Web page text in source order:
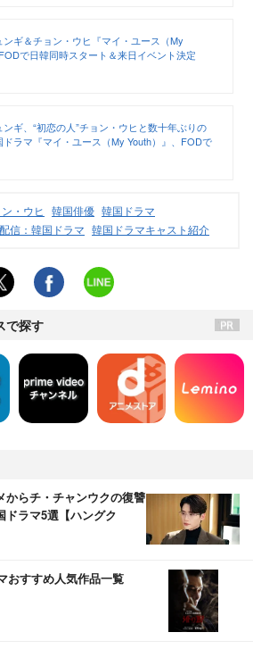
ンギ＆チョン・ウヒ『マイ・ユース（My
で日韓同時スタート＆来日イベント決定
ンギ、“初恋の人”チョン・ウヒと数十年ぶりの
ラマ『マイ・ユース（My Youth）』、FODで
・ウヒ 韓国俳優 韓国ドラマ
配信：韓国ドラマ 韓国ドラマキャスト紹介
で探す
からチ・チャンウクの復讐
ラマ5選【ハングク
おすすめ人気作品一覧